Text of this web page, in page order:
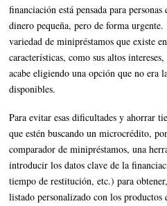
financiación está pensada para
dinero pequeña, pero de forma urgente.
variedad de minipréstamos que existe
características, como sus altos
acabe eligiendo una opción que no era
disponibles.
Para evitar esas dificultades y ahorrar
que estén buscando un microcrédito,
comparador de minipréstamos, una
introducir los datos clave de la
tiempo de restitución, etc.) para
listado personalizado con los productos